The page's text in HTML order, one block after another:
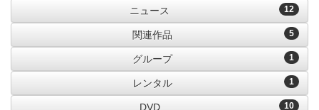
12
ニュース
5
関連作品
1
グループ
1
レンタル
10
DVD